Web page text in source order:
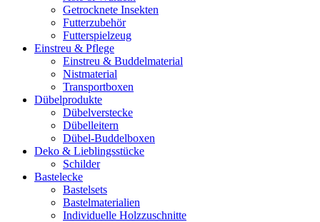
Getrocknete Insekten
Futterzubehör
Futterspielzeug
Einstreu & Pflege
Einstreu & Buddelmaterial
Nistmaterial
Transportboxen
Dübelprodukte
Dübelverstecke
Dübelleitern
Dübel-Buddelboxen
Deko & Lieblingsstücke
Schilder
Bastelecke
Bastelsets
Bastelmaterialien
Individuelle Holzzuschnitte